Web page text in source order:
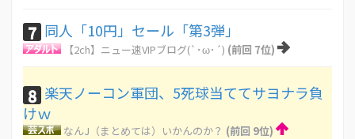
7 同人「10円」セール「第3弾」
【2ch】ニュー速VIPブログ(`･ω･´) (前回 7位)
8 楽天ノーコン軍団、5死球当ててサヨナラ負
けｗ
なんJ（まとめては）いかんのか？ (前回 9位)